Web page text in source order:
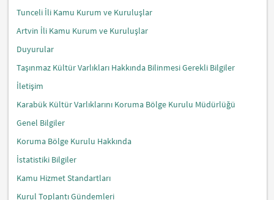
Tunceli İli Kamu Kurum ve Kuruluşlar
Artvin İli Kamu Kurum ve Kuruluşlar
Duyurular
Taşınmaz Kültür Varlıkları Hakkında Bilinmesi Gerekli Bilgiler
İletişim
Karabük Kültür Varlıklarını Koruma Bölge Kurulu Müdürlüğü
Genel Bilgiler
Koruma Bölge Kurulu Hakkında
İstatistiki Bilgiler
Kamu Hizmet Standartları
Kurul Toplantı Gündemleri